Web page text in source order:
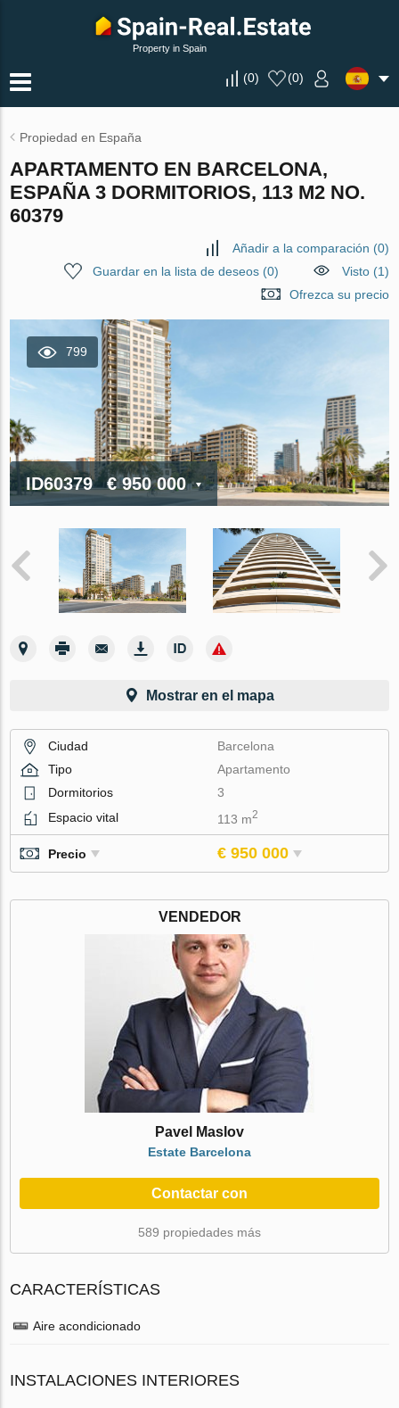
Property in Spain
(0) (0)
Propiedad en España
APARTAMENTO EN BARCELONA,
ESPAÑA 3 DORMITORIOS, 113 M2 NO.
60379
Añadir a la comparación (0)
Guardar en la lista de deseos(0)
Visto (1)
Ofrezca su precio
799
ID60379 € 950 000
Mostrar en el mapa
Ciudad
Barcelona
Tipo
Apartamento
Dormitorios
3
Espacio vital
113 m2
Precio € 950 000
VENDEDOR
Pavel Maslov
Estate Barcelona
Contactar con
589 propiedades más
CARACTERÍSTICAS
Aire acondicionado
INSTALACIONES INTERIORES